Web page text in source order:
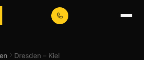
Dresden – Kiel